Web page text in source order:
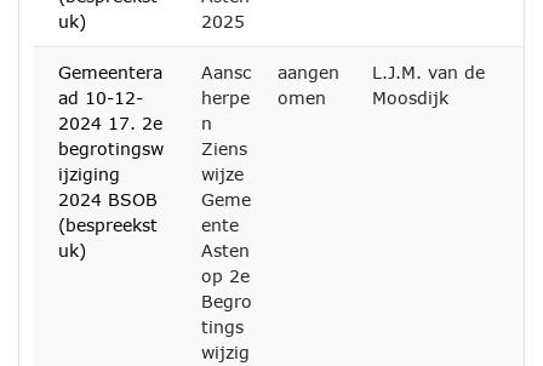
uk)
2025
Gemeentera
ad 10-12-
2024 17. 2e
begrotingsw
ijziging
2024 BSOB
(bespreekst
uk)
Aansc
herpe
n
Ziens
wijze
Geme
ente
Asten
op 2e
Begro
tings
wijzig
aangen
omen
L.J.M. van de
Moosdijk